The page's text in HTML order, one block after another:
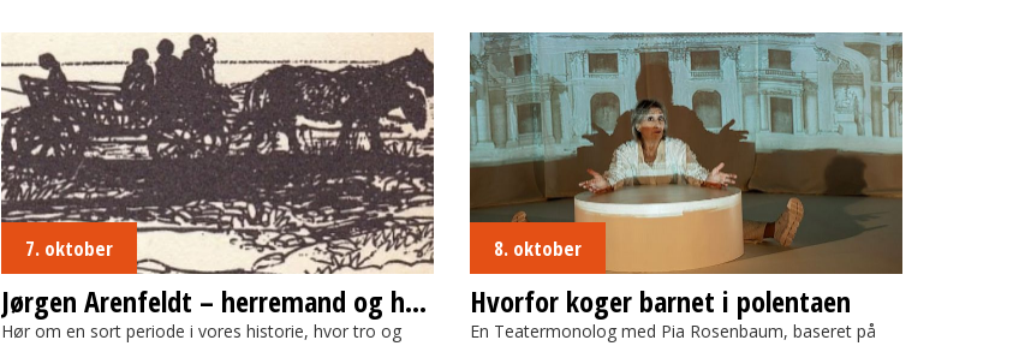
Jørgen Arenfeldt – herremand og heksejæger
7. oktober
Jørgen Arenfeldt – herremand og heksejæger
Hør om en sort periode i vores historie, hvor tro og
Hvorfor koger barnet i polentaen
8. oktober
Hvorfor koger barnet i polentaen
En Teatermonolog med Pia Rosenbaum, baseret på